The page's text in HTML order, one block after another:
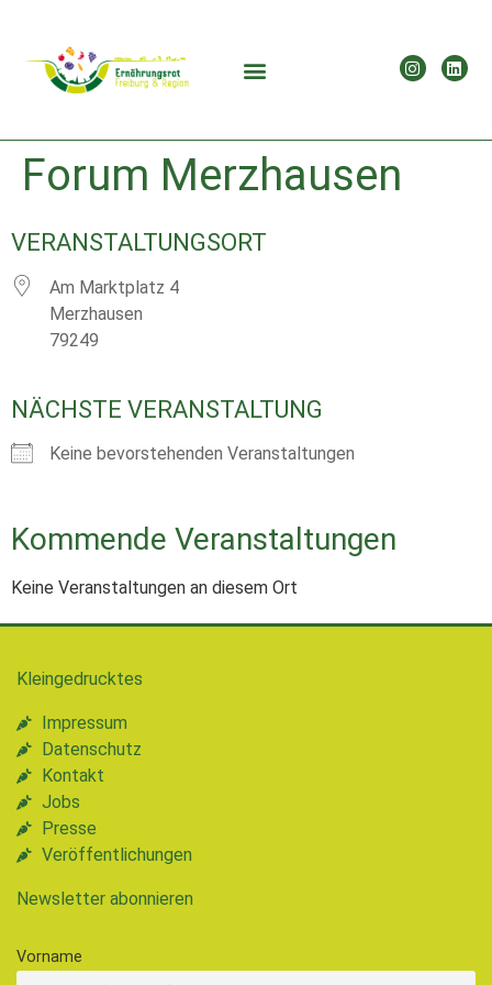
Forum Merzhausen
VERANSTALTUNGSORT
Am Marktplatz 4
Merzhausen
79249
NÄCHSTE VERANSTALTUNG
Keine bevorstehenden Veranstaltungen
Kommende Veranstaltungen
Keine Veranstaltungen an diesem Ort
Kleingedrucktes
Impressum
Datenschutz
Kontakt
Jobs
Presse
Veröffentlichungen
Newsletter abonnieren
Vorname